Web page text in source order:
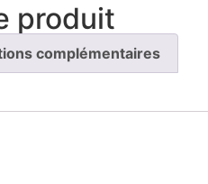
produit
complémentaires